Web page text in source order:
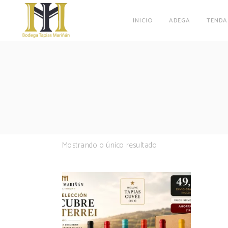
INICIO ADEGA TENDA
Mostrando o único resultado
Aumentar